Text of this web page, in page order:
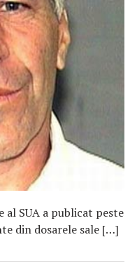
SUA a publicat peste
din dosarele sale […]